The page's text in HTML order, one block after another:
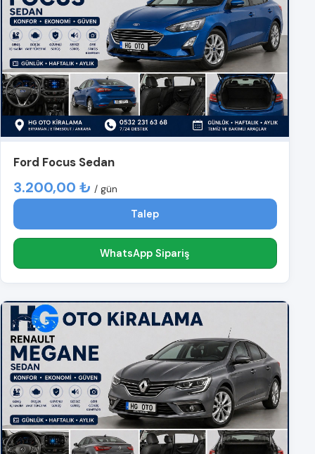
Ford Focus Sedan
3.200,00 ₺ / gün
Talep
WhatsApp Sipariş